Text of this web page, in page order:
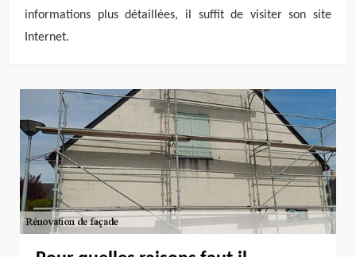
informations plus détaillées, il suffit de visiter son site
Internet.